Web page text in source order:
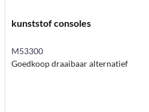
kunststof consoles
M53300
Goedkoop draaibaar alternatief